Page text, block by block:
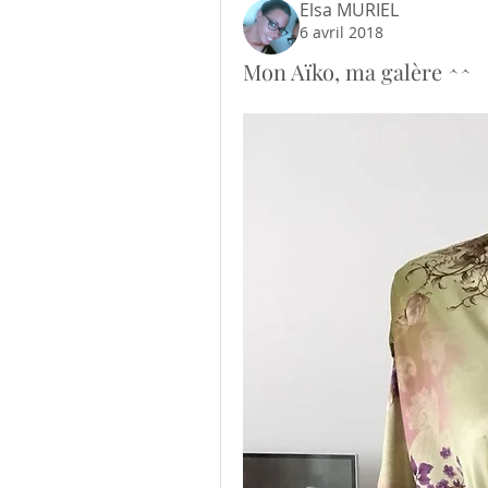
Elsa MURIEL
6 avril 2018
Mon Aïko, ma galère ^^